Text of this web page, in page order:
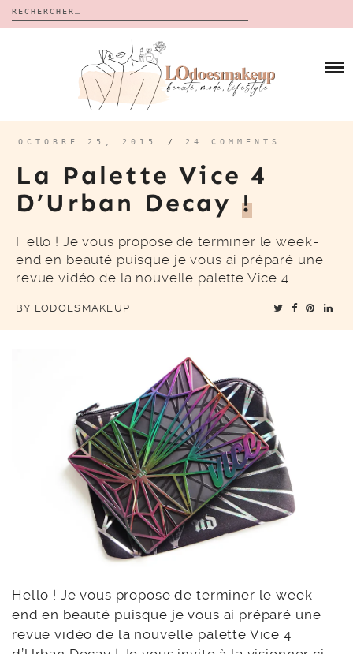
Rechercher :
CALENDRIERS DE L’AVENT
BON PLAN
À PROPOS
CONTACT
OCTOBRE 25, 2015 / 24 COMMENTS
La Palette Vice 4
D’Urban Decay !
Hello ! Je vous propose de terminer le week-
end en beauté puisque je vous ai préparé une
revue vidéo de la nouvelle palette Vice 4…
BY LODOESMAKEUP
Hello ! Je vous propose de terminer le week-
end en beauté puisque je vous ai préparé une
revue vidéo de la nouvelle palette Vice 4